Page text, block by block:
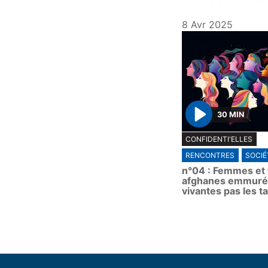
8 Avr 2025
P
l
a
y
30 MIN
CONFIDENTI'ELLES
RENCONTRES
n°04 : Femmes
afghanes
vivantes pas les